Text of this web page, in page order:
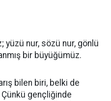
yüzü nur, sözü nur, gönlü
bir büyüğümüz.
bilen biri, belki de
gençliğinde